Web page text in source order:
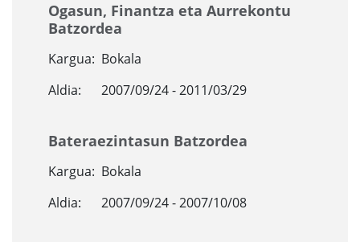
Ogasun, Finantza eta Aurrekontu
Batzordea
Kargua: Bokala
Aldia:
2007/09/24 - 2011/03/29
Bateraezintasun Batzordea
Kargua: Bokala
Aldia:
2007/09/24 - 2007/10/08